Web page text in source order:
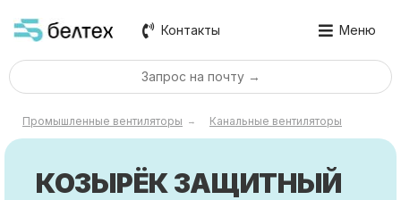
Контакты Меню
Запрос на почту →
Промышленные вентиляторы → Канальные вентиляторы
КОЗЫРЁК ЗАЩИТНЫЙ